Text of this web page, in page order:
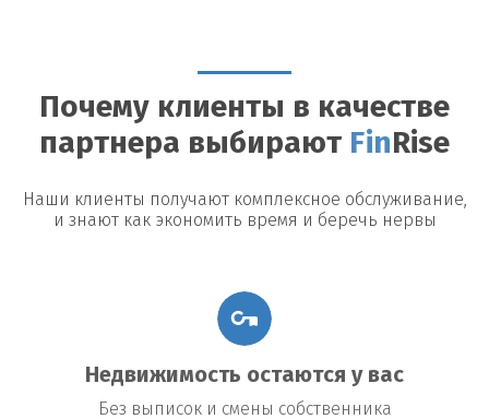
Почему клиенты в качестве
партнера выбирают Fin Rise
Наши клиенты получают комплексное обслуживание,
и знают как экономить время и беречь нервы
Недвижимость остаются у вас
Без выписок и смены собственника